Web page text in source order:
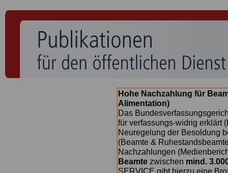
Hohe Nachzahlung für
Alimentation)
Das
für verfassungs-widrig erklärt
Neuregelung der Besoldung
(Beamte &
Nachzahlungen
Beamte zwischen mind.
SERVICE gibt hierzu eine